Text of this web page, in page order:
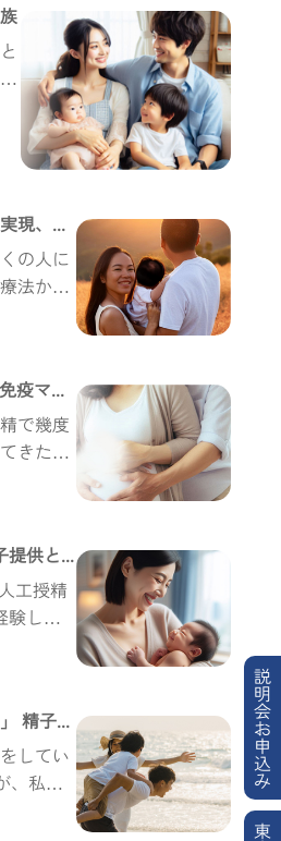
中を走るような感覚に近い
卵子提供で早く夢を実現、考え方を変えればそれが最良の近道になる
の人に
法かも
、体が
50歳で卵子提供へ 免疫ママ、科学を信じ夢を叶える
で幾度
きた彼
とには8年越しの想い 卵子提供とERA検査が成功のカギ
工授精
し、2
検査...「子どもをもちたい」 精子提供で夢を叶えた夫婦
してい
、私の
説
明
会
お
申
込
み
東